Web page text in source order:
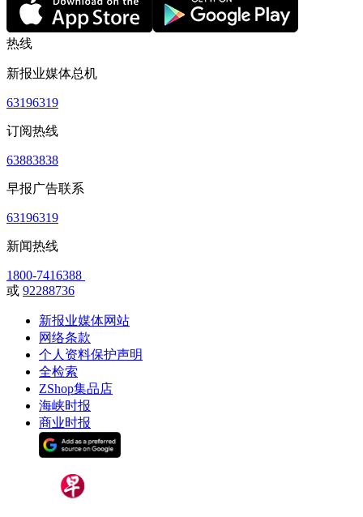
热线
新报业媒体总机
63196319
订阅热线
63883838
早报广告联系
63196319
新闻热线
1800-7416388
或 92288736
新报业媒体网站
网络条款
个人资料保护声明
全检索
ZShop集品店
海峡时报
商业时报